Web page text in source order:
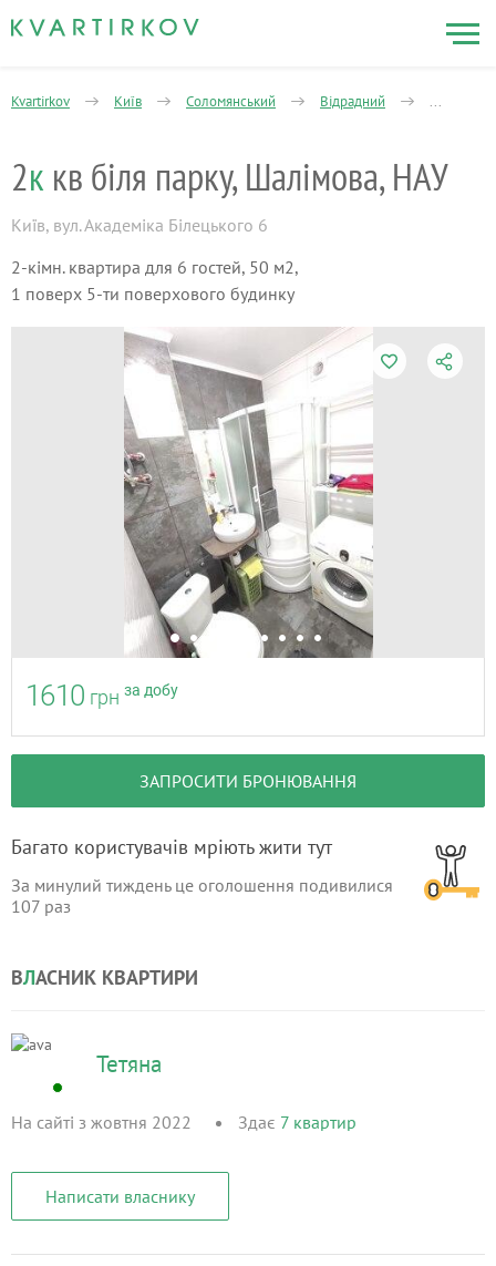
Kvartirkov Київ Соломянський Відрадний 2-кімнатна
2к кв біля парку, Шалімова, НАУ
Київ, вул. Академіка Білецького 6
2-кімн. квартира для 6 гостей, 50 м2,
1 поверх 5-ти поверхового будинку
1610 грн за добу
ЗАПРОСИТИ БРОНЮВАННЯ
Багато користувачів мріють жити тут
За минулий тиждень це оголошення подивилися
107 раз
ВЛАСНИК КВАРТИРИ
Тетяна
На сайті з жовтня 2022 Здає 7 квартир
Написати власнику